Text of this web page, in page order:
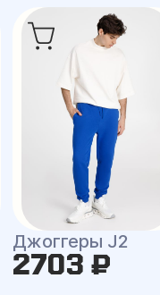
Джоггеры J2
2703 ₽